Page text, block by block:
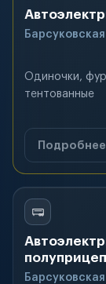
Барсуковская
Одиночки,
тентованные
Подробнее
Барсуковская